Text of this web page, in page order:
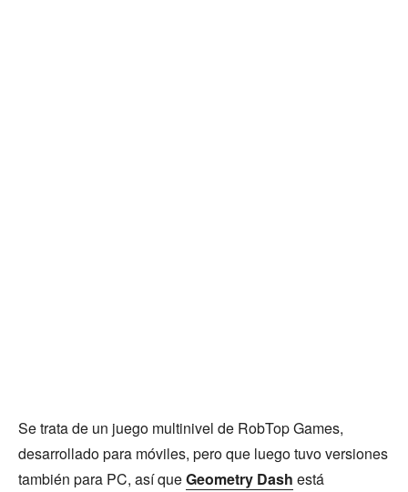
Se trata de un juego multinivel de RobTop Games,
desarrollado para móviles, pero que luego tuvo versiones
también para PC, así queGeometry Dash está